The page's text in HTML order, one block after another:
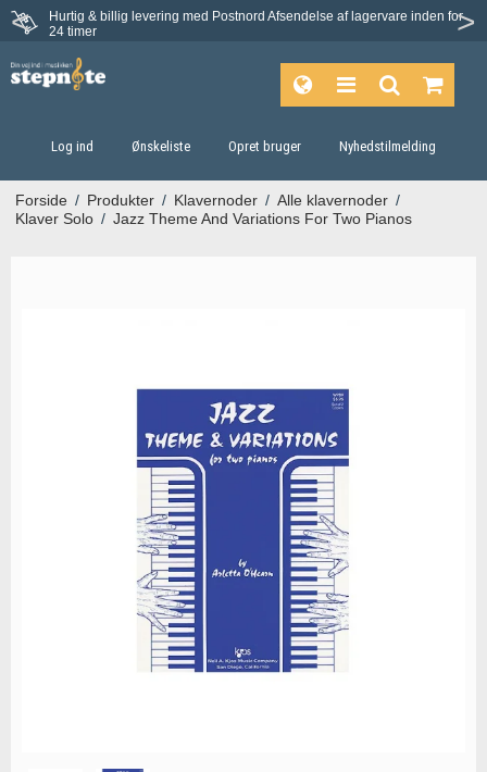
Hurtig & billig levering med Postnord Afsendelse af lagervare inden for
24 timer
Fortrydelsesret på 30 dage
Log ind Ønskeliste Opret bruger Nyhedstilmelding
Forside / Produkter / Klavernoder / Alle klavernoder /
Klaver Solo / Jazz Theme And Variations For Two Pianos